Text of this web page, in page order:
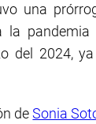
una
la pandemia
del 2024,
deSonia